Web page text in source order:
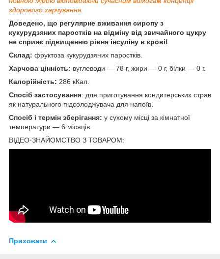
здорового харчування.
Доведено, що регулярне вживання сиропу з
кукурудзяних паростків на відміну від звичайного цукру
не сприяє підвищенню рівня інсуліну в крові!
Склад: фруктоза кукурудзяних паростків.
Харчова цінність: вуглеводи — 78 г, жири — 0 г, білки — 0 г.
Калорійність: 286 кКал.
Спосіб застосування: для приготування кондитерських страв
як натурального підсолоджувача для напоїв.
Спосіб і термін зберігання: у сухому місці за кімнатної
температури — 6 місяців.
ВІДЕО-ЗНАЙОМСТВО З ТОВАРОМ:
Приховати